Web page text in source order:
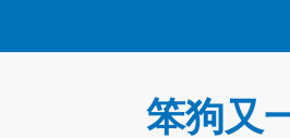
笨狗又